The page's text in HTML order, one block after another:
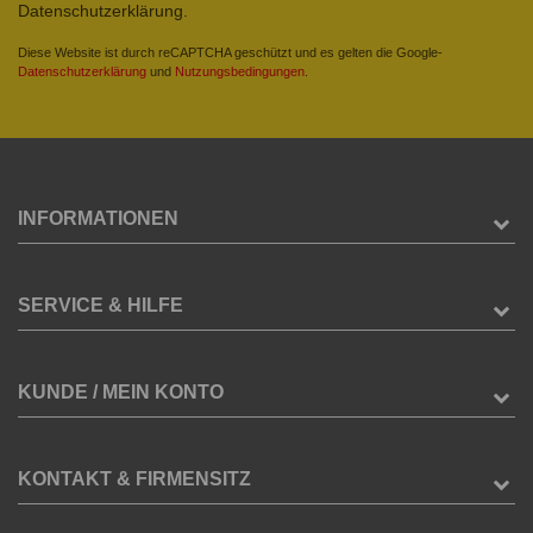
Datenschutzerklärung.
Diese Website ist durch reCAPTCHA geschützt und es gelten die Google-
Datenschutzerklärung und Nutzungsbedingungen
INFORMATIONEN
SERVICE & HILFE
KUNDE / MEIN KONTO
KONTAKT & FIRMENSITZ